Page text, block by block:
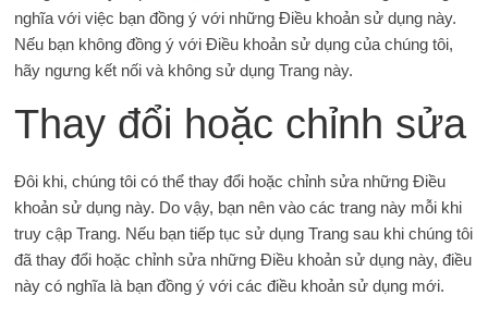
nghĩa với việc bạn đồng ý với những Điều khoản sử dụng này.
Nếu bạn không đồng ý với Điều khoản sử dụng của chúng tôi,
hãy ngưng kết nối và không sử dụng Trang này.
Thay đổi hoặc chỉnh sửa
Đôi khi, chúng tôi có thể thay đổi hoặc chỉnh sửa những Điều
khoản sử dụng này. Do vậy, bạn nên vào các trang này mỗi khi
truy cập Trang. Nếu bạn tiếp tục sử dụng Trang sau khi chúng tôi
đã thay đổi hoặc chỉnh sửa những Điều khoản sử dụng này, điều
này có nghĩa là bạn đồng ý với các điều khoản sử dụng mới.